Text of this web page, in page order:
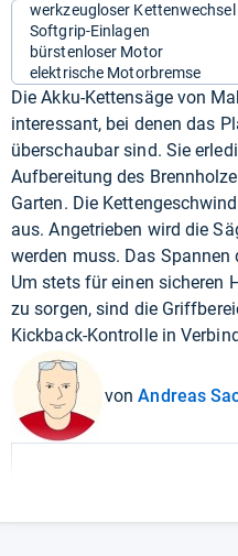
werkzeugloser Kettenwechsel
Softgrip-Einlagen
bürstenloser Motor
elektrische Motorbremse
Die Akku-Kettensäge von
interessant, bei denen das
überschaubar sind. Sie
Aufbereitung des
Garten. Die
aus. Angetrieben wird die
werden muss. Das
Um stets für einen sicheren
zu sorgen, sind die
Kickback-Kontrolle in
vonAndreas